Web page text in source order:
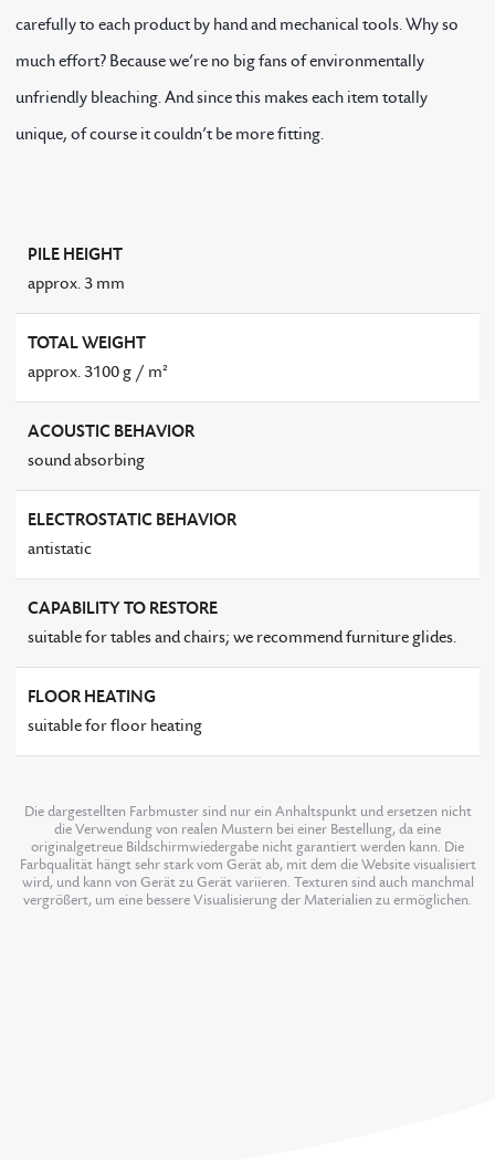
carefully to each product by hand and mechanical tools. Why so
much effort? Because we’re no big fans of environmentally
unfriendly bleaching. And since this makes each item totally
unique, of course it couldn’t be more fitting.
PILE HEIGHT
approx. 3 mm
TOTAL WEIGHT
approx. 3100 g / m²
ACOUSTIC BEHAVIOR
sound absorbing
ELECTROSTATIC BEHAVIOR
antistatic
CAPABILITY TO RESTORE
suitable for tables and chairs; we recommend furniture glides.
FLOOR HEATING
suitable for floor heating
Die dargestellten Farbmuster sind nur ein Anhaltspunkt und ersetzen nicht
die Verwendung von realen Mustern bei einer Bestellung, da eine
originalgetreue Bildschirmwiedergabe nicht garantiert werden kann. Die
Farbqualität hängt sehr stark vom Gerät ab, mit dem die Website visualisiert
wird, und kann von Gerät zu Gerät variieren. Texturen sind auch manchmal
vergrößert, um eine bessere Visualisierung der Materialien zu ermöglichen.